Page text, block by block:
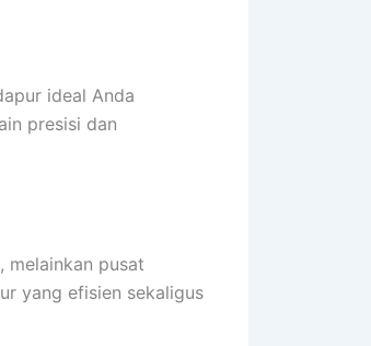
ideal Anda
presisi dan
melainkan pusat
yang efisien sekaligus